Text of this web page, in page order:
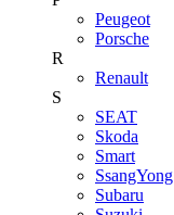
Peugeot
Porsche
R
Renault
S
SEAT
Skoda
Smart
SsangYong
Subaru